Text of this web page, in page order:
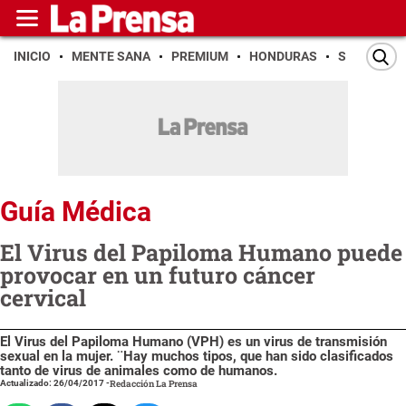
INICIO MENTE SANA PREMIUM HONDURAS SAN PEDRO
Guía Médica
El Virus del Papiloma Humano puede
provocar en un futuro cáncer
cervical
El Virus del Papiloma Humano (VPH) es un virus de transmisión
sexual en la mujer. ¨Hay muchos tipos, que han sido clasificados
tanto de virus de animales como de humanos.
Actualizado: 26/04/2017-Redacción La Prensa